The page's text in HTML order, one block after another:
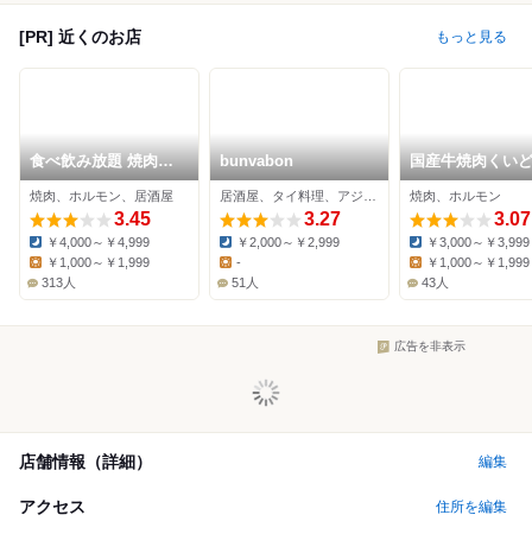
[PR] 近くのお店 もっと見る
食べ飲み放題 焼肉ダ
イニングちからや 金
山駅前店
焼肉、ホルモン、居酒屋
3.45
Dinner:
￥4,000～￥4,999
￥1,000～￥1,999
313人
bunvabon
3.27
Dinner:
￥2,000～￥2,999
Lunch:
-
51人
国産牛焼肉くい
金山店
焼肉、ホルモン
3.07
Dinner:
￥3,000～￥3,999
Lunch:
￥1,000～￥1,999
43人
広告を非表示
店舗情報（詳細） 編集
アクセス 住所を編集